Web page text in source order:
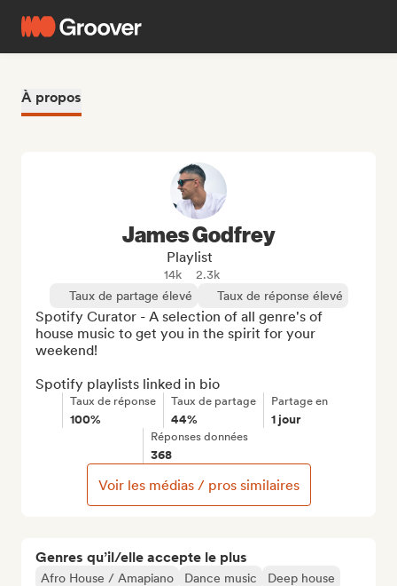
À propos
Genres qu’il/elle accepte le plus
Afro House / Amapiano Dance music
Deep house
James Godfrey
Playlist
14k
2.3k
Taux de partage élevé
Taux de réponse élevé
Spotify Curator - A selection of all genre's of
house music to get you in the spirit for your
weekend!
Spotify playlists linked in bio
Taux de réponse
100%
Taux de partage
44%
Partage en
1 jour
Réponses données
368
Voir les médias / pros similaires